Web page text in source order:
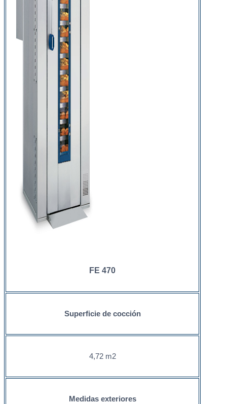
FE 470
Superficie de cocción
4,72 m2
Medidas exteriores